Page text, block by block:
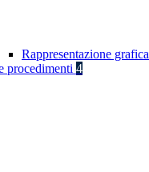
Rappresentazione grafica
procedimenti 4